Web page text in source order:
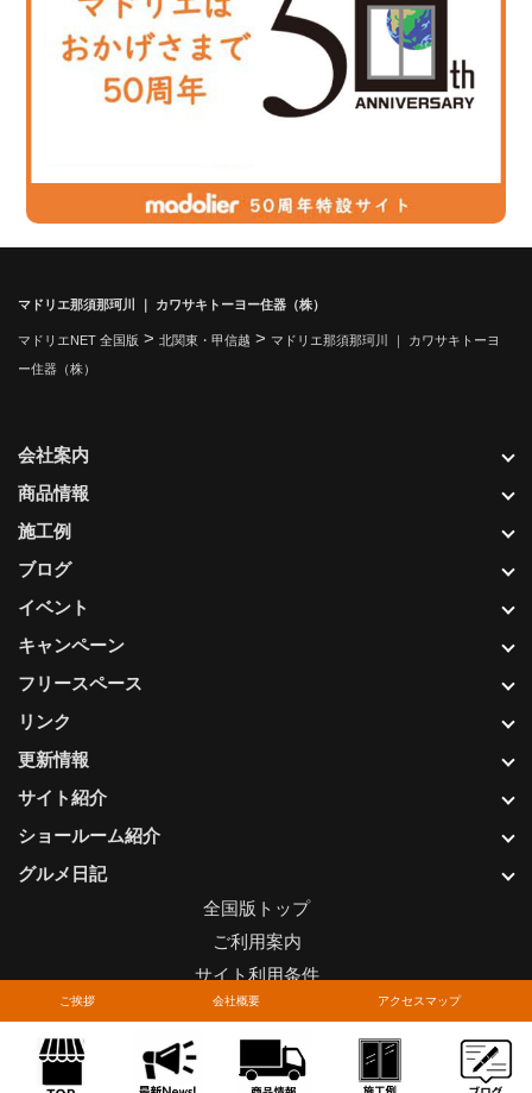
ご挨拶 会社概要 アクセスマップ
マドリエ那須那珂川 ｜ カワサキトーヨー住器（株）
マドリエNET 全国版 > 北関東・甲信越 > マドリエ那須那珂川 ｜ カワサキトーヨ
ー住器（株）
更新情報
サイト紹介
ショールーム紹介
グルメ日記
会社案内
商品情報
施工例
ブログ
イベント
キャンペーン
フリースペース
リンク
全国版トップ
ご利用案内
サイト利用条件
プライバシーポリシー
関連リンク
お問い合わせについて